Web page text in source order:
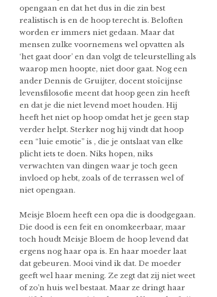
opengaan en dat het dus in die zin best
realistisch is en de hoop terecht is. Beloften
worden er immers niet gedaan. Maar dat
mensen zulke voornemens wel opvatten als
‘het gaat door’ en dan volgt de teleurstelling als
waarop men hoopte, niet door gaat. Nog een
ander Dennis de Gruijter, docent stoïcijnse
levensfilosofie meent dat hoop geen zin heeft
en dat je die niet levend moet houden. Hij
heeft het niet op hoop omdat het je geen stap
verder helpt. Sterker nog hij vindt dat hoop
een “luie emotie” is , die je ontslaat van elke
plicht iets te doen. Niks hopen, niks
verwachten van dingen waar je toch geen
invloed op hebt, zoals of de terrassen wel of
niet opengaan.
Meisje Bloem heeft een opa die is doodgegaan.
Die dood is een feit en onomkeerbaar, maar
toch houdt Meisje Bloem de hoop levend dat
ergens nog haar opa is. En haar moeder laat
dat gebeuren. Mooi vind ik dat. De moeder
geeft wel haar mening. Ze zegt dat zij niet weet
of zo’n huis wel bestaat. Maar ze dringt haar